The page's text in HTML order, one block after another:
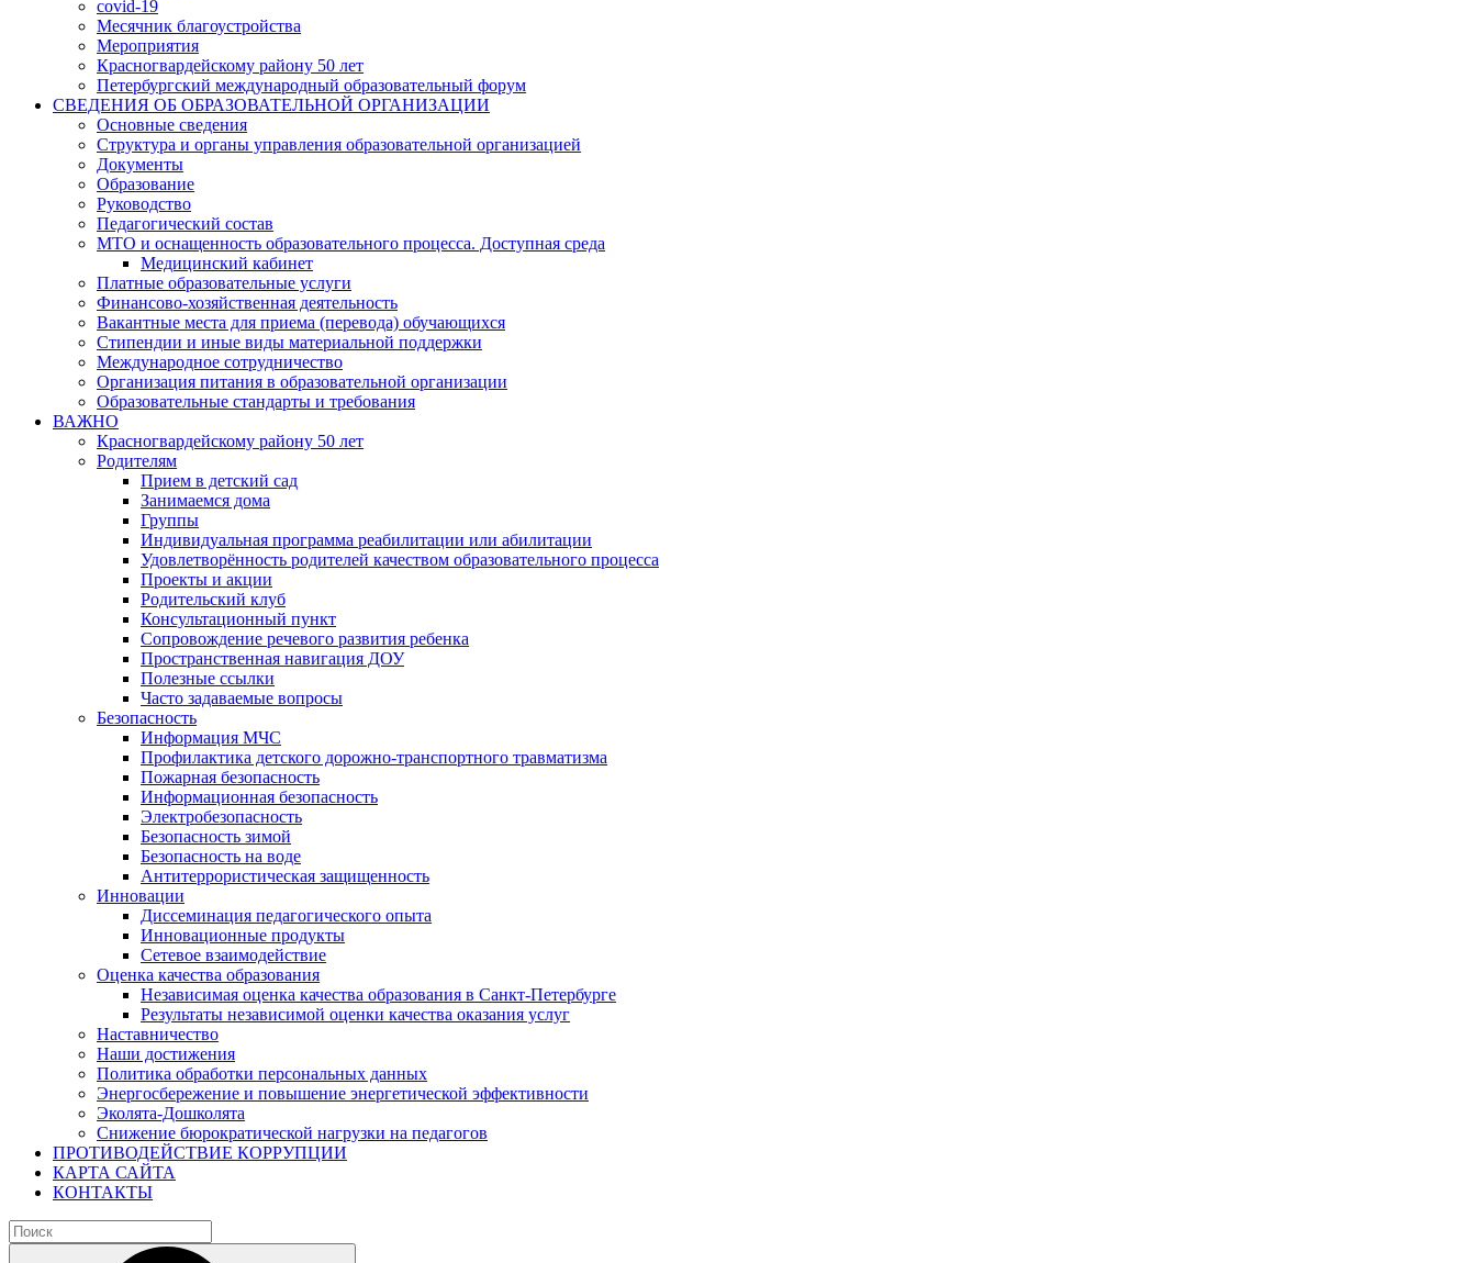
covid-19
Месячник благоустройства
Мероприятия
Красногвардейскому району 50 лет
Петербургский международный образовательный форум
СВЕДЕНИЯ ОБ ОБРАЗОВАТЕЛЬНОЙ ОРГАНИЗАЦИИ
Основные сведения
Структура и органы управления образовательной организацией
Документы
Образование
Руководство
Педагогический состав
МТО и оснащенность образовательного процесса. Доступная среда
Медицинский кабинет
Платные образовательные услуги
Финансово-хозяйственная деятельность
Вакантные места для приема (перевода) обучающихся
Стипендии и иные виды материальной поддержки
Международное сотрудничество
Организация питания в образовательной организации
Образовательные стандарты и требования
ВАЖНО
Красногвардейскому району 50 лет
Родителям
Прием в детский сад
Занимаемся дома
Группы
Индивидуальная программа реабилитации или абилитации
Удовлетворённость родителей качеством образовательного процесса
Проекты и акции
Родительский клуб
Консультационный пункт
Сопровождение речевого развития ребенка
Пространственная навигация ДОУ
Полезные ссылки
Часто задаваемые вопросы
Безопасность
Информация МЧС
Профилактика детского дорожно-транспортного травматизма
Пожарная безопасность
Информационная безопасность
Электробезопасность
Безопасность зимой
Безопасность на воде
Антитеррористическая защищенность
Инновации
Диссеминация педагогического опыта
Инновационные продукты
Сетевое взаимодействие
Оценка качества образования
Независимая оценка качества образования в Санкт-Петербурге
Результаты независимой оценки качества оказания услуг
Наставничество
Наши достижения
Политика обработки персональных данных
Энергосбережение и повышение энергетической эффективности
Эколята-Дошколята
Снижение бюрократической нагрузки на педагогов
ПРОТИВОДЕЙСТВИЕ КОРРУПЦИИ
КАРТА САЙТА
КОНТАКТЫ